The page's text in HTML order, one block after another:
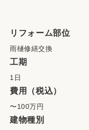
リフォーム部位
雨樋修繕交換
工期
1日
費用（税込）
〜100万円
建物種別